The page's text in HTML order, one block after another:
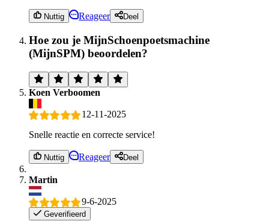
Nuttig Reageer Deel
Hoe zou je MijnSchoenpoetsmachine
(MijnSPM) beoordelen?
Koen Verboomen
12-11-2025
Snelle reactie en correcte service!
Nuttig Reageer Deel
Martin
9-6-2025
Geverifieerd